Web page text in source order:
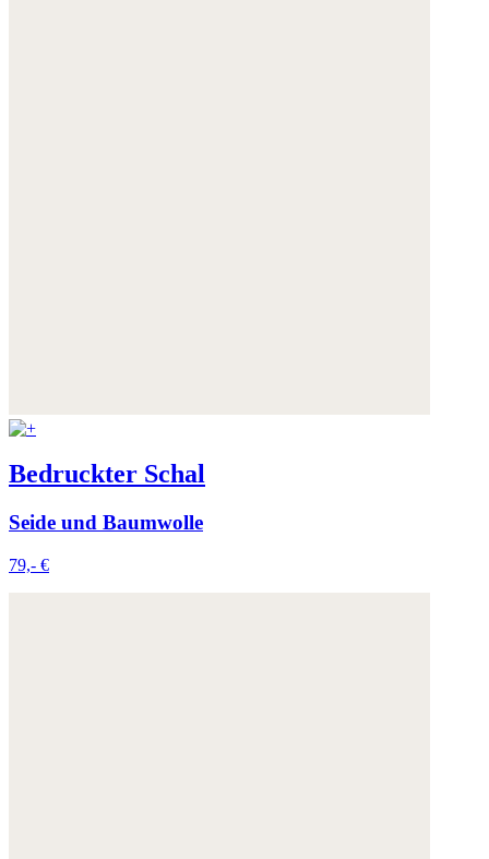
Bedruckter Schal
Seide und Baumwolle
79,- €